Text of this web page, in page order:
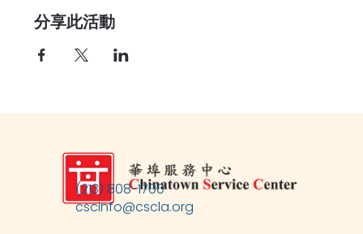
分享此活動
(213) 808-1700
cscinfo@cscla.org